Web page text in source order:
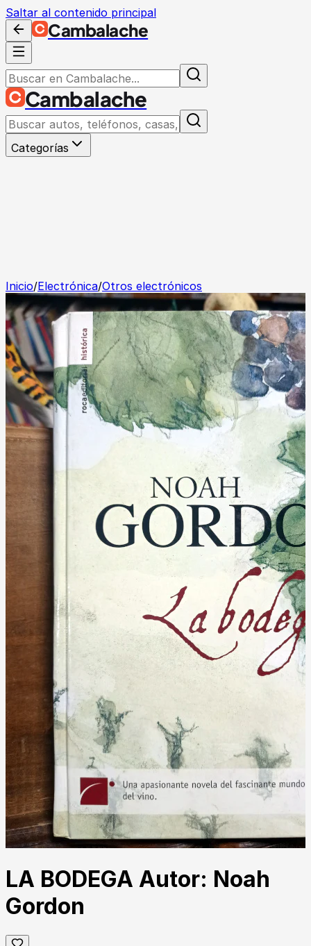
Saltar al contenido principal
Cambalache
Cambalache
Categorías
Inicio/Electrónica/Otros electrónicos
LA BODEGA Autor: Noah
Gordon